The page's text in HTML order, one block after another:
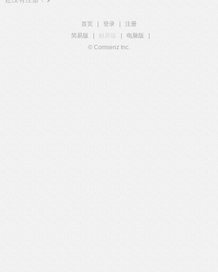
首页 登录
注册
简易版
触屏版 电脑版
© Comsenz Inc.